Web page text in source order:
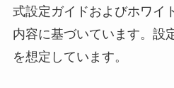
式設定ガイドおよびホワイ
内容に基づいています。設
を想定しています。